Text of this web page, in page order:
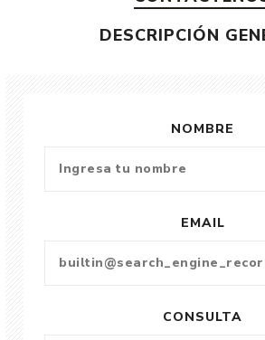
DESCRIPCIÓN
NOMBRE
EMAIL
CONSULTA